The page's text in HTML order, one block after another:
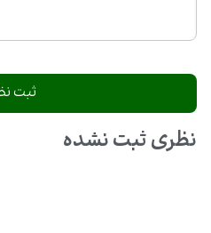
نظری ثبت نشده